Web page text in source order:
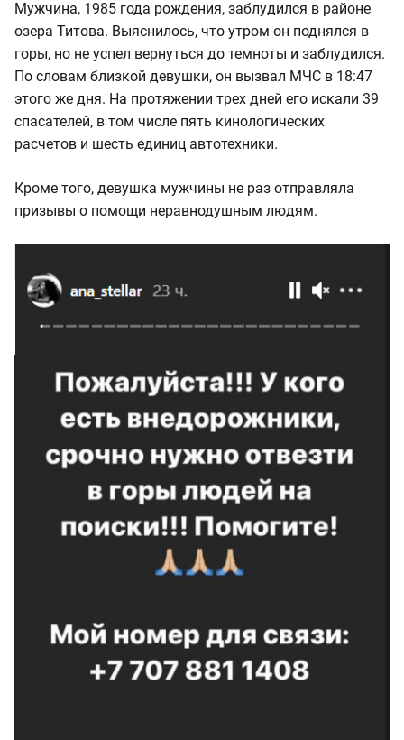
Мужчина, 1985 года рождения, заблудился в районе
озера Титова. Выяснилось, что утром он поднялся в
горы, но не успел вернуться до темноты и заблудился.
По словам близкой девушки, он вызвал МЧС в 18:47
этого же дня. На протяжении трех дней его искали 39
спасателей, в том числе пять кинологических
расчетов и шесть единиц автотехники.
Кроме того, девушка мужчины не раз отправляла
призывы о помощи неравнодушным людям.